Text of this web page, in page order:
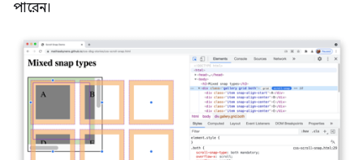
পারেন।